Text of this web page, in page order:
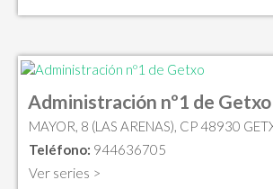
Administración nº1 de Getxo
MAYOR, 8 (LAS ARENAS), CP 48930
Teléfono: 944636705
Ver series >